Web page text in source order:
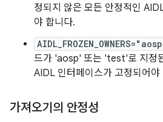
정되지 않은 모든 안정적인
야 합니다.
드가 'aosp' 또는 'test'로 지정
AIDL 인터페이스가 고정되어야
가져오기의 안정성